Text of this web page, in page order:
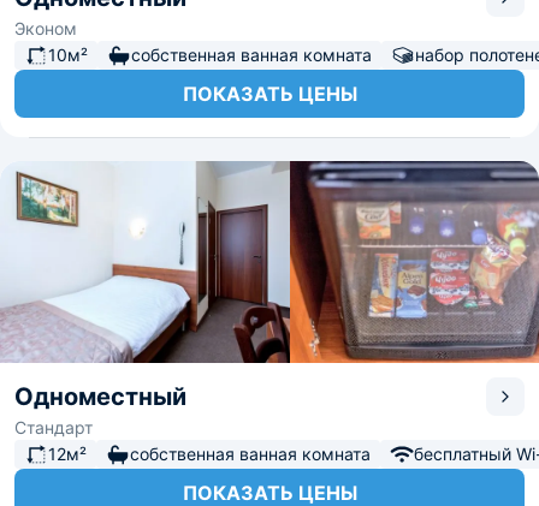
Эконом
10м²
собственная ванная комната набор
ПОКАЗАТЬ ЦЕНЫ
Одноместный
Стандарт
12м²
собственная ванная комната бесплатный
ПОКАЗАТЬ ЦЕНЫ